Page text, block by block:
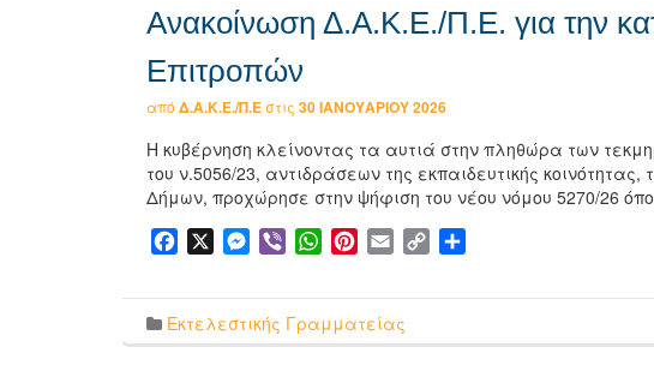
Ανακοίνωση Δ.Α.Κ.Ε./Π.Ε. για την
Επιτροπών
από Δ.Α.Κ.Ε./Π.Εστις 30 ΙΑΝΟΥΑΡΊΟΥ 2026
Η κυβέρνηση κλείνοντας τα αυτιά στην πληθώρα των
του ν.5056/23, αντιδράσεων της εκπαιδευτικής
Δήμων, προχώρησε στην ψήφιση του νέου νόμου 5270/26
Facebook Messenger
Viber WhatsApp
Pinterest
Email Copy
Εκτελεστικής Γραμματείας